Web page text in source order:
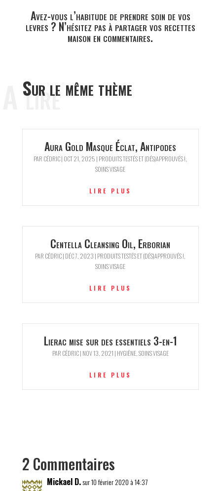
Avez-vous l’habitude de prendre soin de vos
levres ? N’hésitez pas à partager vos recettes
maison en commentaires.
Sur le même thème
A lire
Aura Gold Masque Éclat, Antipodes
PAR CÉDRIC| OCT 21, 2025 | PRODUITS TESTÉS ET (DÉS)APPROUVÉS !,
SOINS VISAGE
LIRE PLUS
Centella Cleansing Oil, Erborian
PAR CÉDRIC| DÉC 7, 2023 | PRODUITS TESTÉS ET (DÉS)APPROUVÉS !,
SOINS VISAGE
LIRE PLUS
Lierac mise sur des essentiels 3-en-1
PAR CÉDRIC| NOV 13, 2021 | HYGIÈNE,SOINS VISAGE
LIRE PLUS
2 Commentaires
Mickael D.sur 10 février 2020 à 14:37